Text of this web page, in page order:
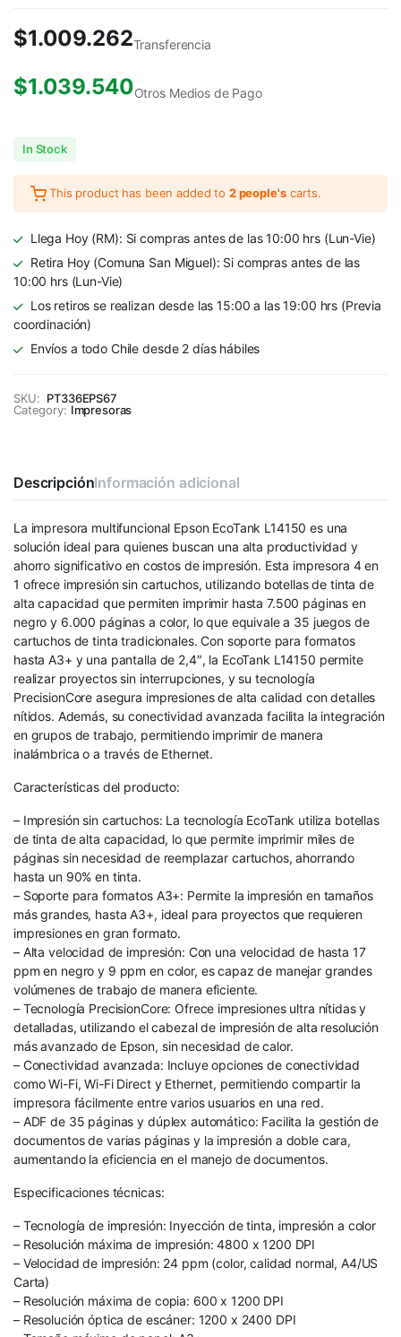
$1.009.262Transferencia
$1.039.540Otros Medios de Pago
In Stock
This product has been added to 2 people's carts.
Llega Hoy (RM): Si compras antes de las 10:00 hrs (Lun-Vie)
Retira Hoy (Comuna San Miguel): Si compras antes de las
10:00 hrs (Lun-Vie)
Los retiros se realizan desde las 15:00 a las 19:00 hrs (Previa
coordinación)
Envíos a todo Chile desde 2 días hábiles
SKU: PT336EPS67
Category: Impresoras
DescripciónInformación adicional
La impresora multifuncional Epson EcoTank L14150 es una
solución ideal para quienes buscan una alta productividad y
ahorro significativo en costos de impresión. Esta impresora 4 en
1 ofrece impresión sin cartuchos, utilizando botellas de tinta de
alta capacidad que permiten imprimir hasta 7.500 páginas en
negro y 6.000 páginas a color, lo que equivale a 35 juegos de
cartuchos de tinta tradicionales. Con soporte para formatos
hasta A3+ y una pantalla de 2,4″, la EcoTank L14150 permite
realizar proyectos sin interrupciones, y su tecnología
PrecisionCore asegura impresiones de alta calidad con detalles
nítidos. Además, su conectividad avanzada facilita la integración
en grupos de trabajo, permitiendo imprimir de manera
inalámbrica o a través de Ethernet.
Características del producto:
– Impresión sin cartuchos: La tecnología EcoTank utiliza botellas
de tinta de alta capacidad, lo que permite imprimir miles de
páginas sin necesidad de reemplazar cartuchos, ahorrando
hasta un 90% en tinta.
– Soporte para formatos A3+: Permite la impresión en tamaños
más grandes, hasta A3+, ideal para proyectos que requieren
impresiones en gran formato.
– Alta velocidad de impresión: Con una velocidad de hasta 17
ppm en negro y 9 ppm en color, es capaz de manejar grandes
volúmenes de trabajo de manera eficiente.
– Tecnología PrecisionCore: Ofrece impresiones ultra nítidas y
detalladas, utilizando el cabezal de impresión de alta resolución
más avanzado de Epson, sin necesidad de calor.
– Conectividad avanzada: Incluye opciones de conectividad
como Wi-Fi, Wi-Fi Direct y Ethernet, permitiendo compartir la
impresora fácilmente entre varios usuarios en una red.
– ADF de 35 páginas y dúplex automático: Facilita la gestión de
documentos de varias páginas y la impresión a doble cara,
aumentando la eficiencia en el manejo de documentos.
Especificaciones técnicas:
– Tecnología de impresión: Inyección de tinta, impresión a color
– Resolución máxima de impresión: 4800 x 1200 DPI
– Velocidad de impresión: 24 ppm (color, calidad normal, A4/US
Carta)
– Resolución máxima de copia: 600 x 1200 DPI
– Resolución óptica de escáner: 1200 x 2400 DPI